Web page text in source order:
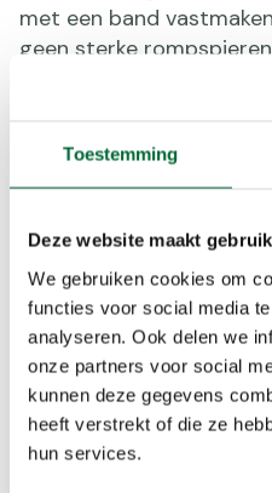
Toestemming
Deze website maakt
We gebruiken cookies om
functies voor social media
analyseren. Ook delen we
onze partners voor social
kunnen deze gegevens
heeft verstrekt of die ze
hun services.
met een band
geen sterke